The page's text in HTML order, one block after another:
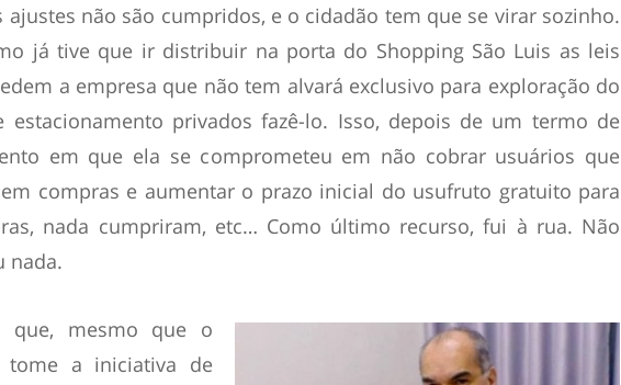
ajustes não são cumpridos, e o cidadão tem que se virar sozinho.
já tive que ir distribuir na porta do Shopping São Luis as leis
a empresa que não tem alvará exclusivo para exploração do
estacionamento privados fazê-lo. Isso, depois de um termo de
em que ela se comprometeu em não cobrar usuários que
compras e aumentar o prazo inicial do usufruto gratuito para
nada cumpriram, etc… Como último recurso, fui à rua. Não
nada.
que, mesmo que o
tome a iniciativa de